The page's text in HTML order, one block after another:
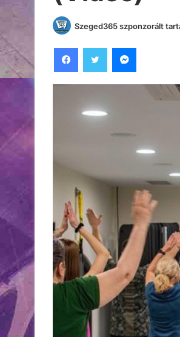
Szeged365 szponzorált